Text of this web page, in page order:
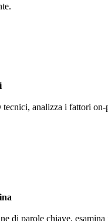
analizza i fattori
di parole chiave,